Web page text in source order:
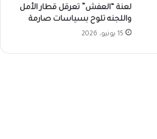
لعنة “العفش” تعرقل قطار الأمل
واللجنه تلوح بسياسات صارمة
15 يونيو، 2026